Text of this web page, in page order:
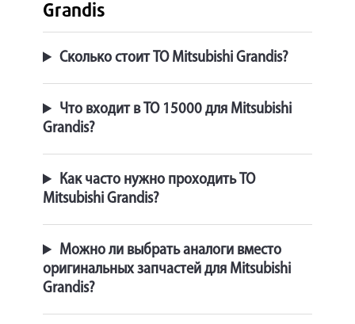
Grandis
Сколько стоит ТО Mitsubishi Grandis?
Что входит в ТО 15000 для Mitsubishi
Grandis?
Как часто нужно проходить ТО
Mitsubishi Grandis?
Можно ли выбрать аналоги вместо
оригинальных запчастей для Mitsubishi
Grandis?